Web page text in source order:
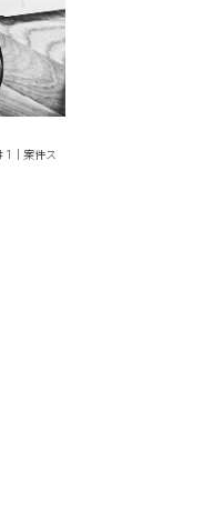
｜案件ス